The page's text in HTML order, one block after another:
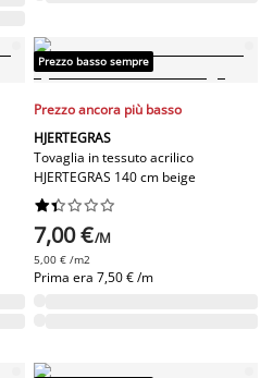
Prezzo basso sempre
Prezzo ancora più basso
HJERTEGRAS
Tovaglia in tessuto acrilico
HJERTEGRAS 140 cm beige






7,00 €/M
5,00 € /m2
Prima era 7,50 € /m